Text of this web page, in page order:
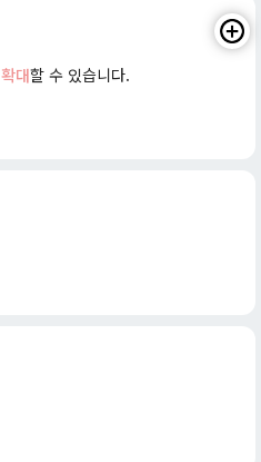
확대할 수 있습니다.